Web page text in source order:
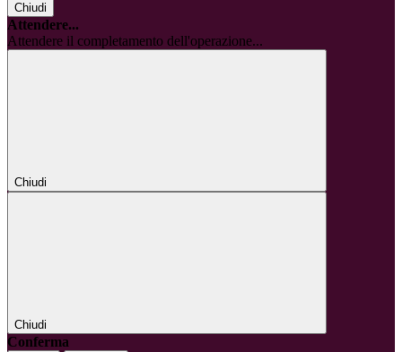
Chiudi
Attendere...
Attendere il completamento dell'operazione...
Chiudi
Chiudi
Conferma